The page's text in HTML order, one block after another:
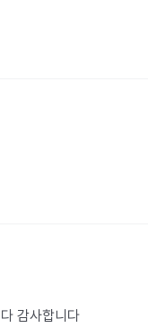
감사합니다